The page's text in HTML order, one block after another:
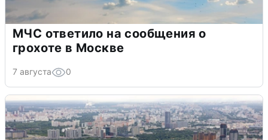
МЧС ответило на сообщения о
грохоте в Москве
7 августа 0